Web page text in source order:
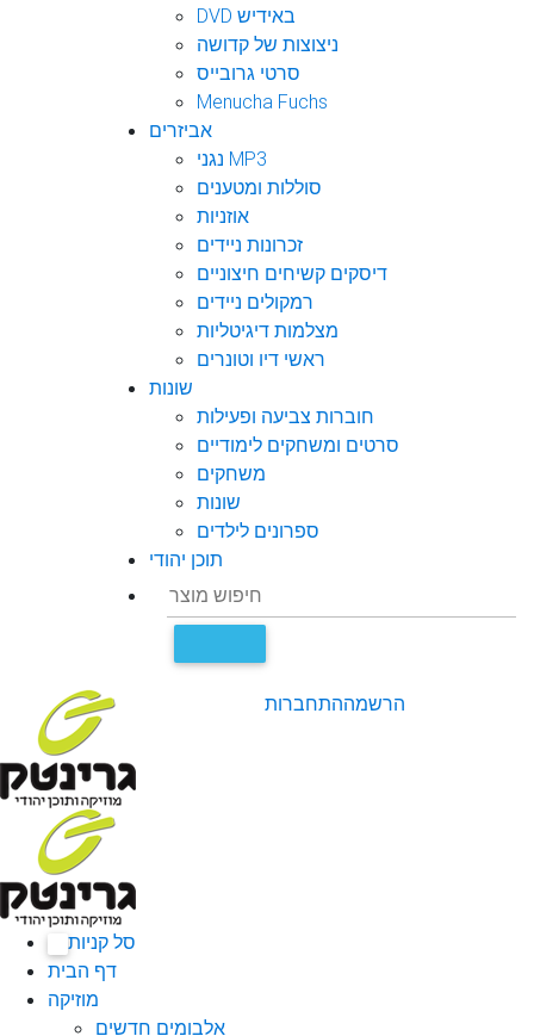
DVD באידיש
ניצוצות של קדושה
סרטי גרובייס
Menucha Fuchs
אביזרים
נגני MP3
סוללות ומטענים
אוזניות
זכרונות ניידים
דיסקים קשיחים חיצוניים
רמקולים ניידים
מצלמות דיגיטליות
ראשי דיו וטונרים
שונות
חוברות צביעה ופעילות
סרטים ומשחקים לימודיים
משחקים
שונות
ספרונים לילדים
תוכן יהודי
התחברותהרשמה
סל קניות
דף הבית
מוזיקה
אלבומים חדשים